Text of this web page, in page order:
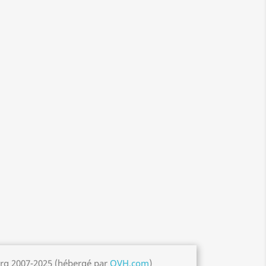
2007-2025 (hébergé par OVH.com)